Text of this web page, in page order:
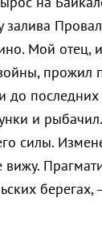
залива
Мой отец,
прожил
до
и
силы.
вижу.
берегах,